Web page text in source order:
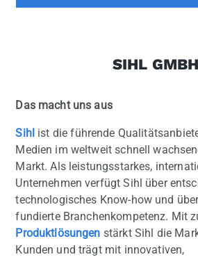
SIHL GMBH
Das macht uns aus
Sihl ist die führende
Medien im weltweit schnell
Markt. Als leistungsstarkes,
Unternehmen verfügt Sihl über
technologisches Know-how und
fundierte Branchenkompetenz. Mit
Produktlösungen stärkt Sihl die
Kunden und trägt mit innovativen,